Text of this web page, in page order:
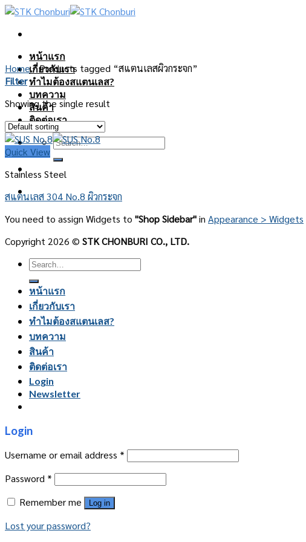
Skip
content
หน้าแรก
เกี่ยวกับเรา
ทำไมต้องสแตนเลส?
บทความ
สินค้า
ติดต่อเรา
Search
Home/Products tagged “สแตนเลสผิวกระจก”
Filter
Showing the single result
Quick View
Stainless Steel
สแตนเลส 304 No.8 ผิวกระจก
You need to assign Widgets to "Shop Sidebar"in Appearance > Widgets
Copyright 2026 © STK CHONBURI CO., LTD.
Search
หน้าแรก
เกี่ยวกับเรา
ทำไมต้องสแตนเลส?
บทความ
สินค้า
ติดต่อเรา
Login
Newsletter
Login
Username or email address *
Password *
Remember me
Log in
Lost your password?